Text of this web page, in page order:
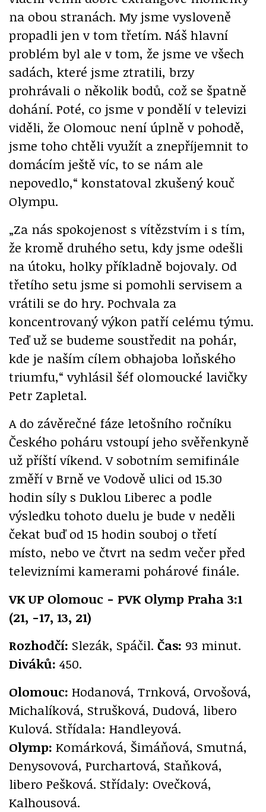
na obou stranách. My jsme vysloveně
propadli jen v tom třetím. Náš hlavní
problém byl ale v tom, že jsme ve všech
sadách, které jsme ztratili, brzy
prohrávali o několik bodů, což se špatně
dohání. Poté, co jsme v pondělí v televizi
viděli, že Olomouc není úplně v pohodě,
jsme toho chtěli využít a znepříjemnit to
domácím ještě víc, to se nám ale
nepovedlo,“ konstatoval zkušený kouč
Olympu.
„Za nás spokojenost s vítězstvím i s tím,
že kromě druhého setu, kdy jsme odešli
na útoku, holky příkladně bojovaly. Od
třetího setu jsme si pomohli servisem a
vrátili se do hry. Pochvala za
koncentrovaný výkon patří celému týmu.
Teď už se budeme soustředit na pohár,
kde je naším cílem obhajoba loňského
triumfu,“ vyhlásil šéf olomoucké lavičky
Petr Zapletal.
A do závěrečné fáze letošního ročníku
Českého poháru vstoupí jeho svěřenkyně
už příští víkend. V sobotním semifinále
změří v Brně ve Vodově ulici od 15.30
hodin síly s Duklou Liberec a podle
výsledku tohoto duelu je bude v neděli
čekat buď od 15 hodin souboj o třetí
místo, nebo ve čtvrt na sedm večer před
televizními kamerami pohárové finále.
VK UP Olomouc - PVK Olymp Praha 3:1
(21, -17, 13, 21)
Rozhodčí: Slezák, Spáčil. Čas: 93 minut.
Diváků: 450.
Olomouc: Hodanová, Trnková, Orvošová,
Michalíková, Strušková, Dudová, libero
Kulová. Střídala: Handleyová.
Olymp: Komárková, Šimáňová, Smutná,
Denysovová, Purchartová, Staňková,
libero Pešková. Střídaly: Ovečková,
Kalhousová.